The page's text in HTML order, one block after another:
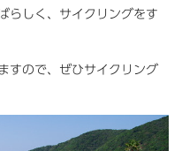
らしく、サイクリングをす
すので、ぜひサイクリング